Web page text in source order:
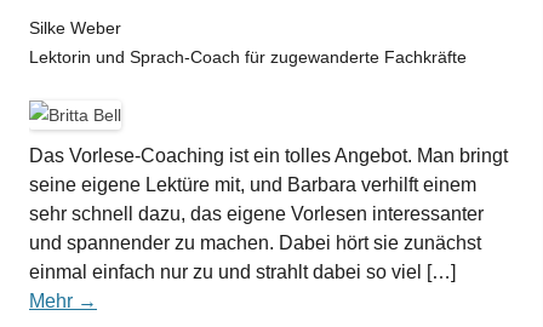
Silke Weber
Lektorin und Sprach-Coach für zugewanderte Fachkräfte
Das Vorlese-Coaching ist ein tolles Angebot. Man bringt
seine eigene Lektüre mit, und Barbara verhilft einem
sehr schnell dazu, das eigene Vorlesen interessanter
und spannender zu machen. Dabei hört sie zunächst
einmal einfach nur zu und strahlt dabei so viel […]
Mehr →